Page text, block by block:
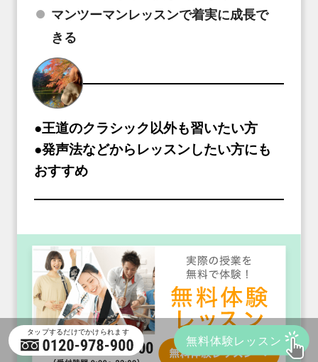
マンツーマンレッスンで着実に成長で
きる
●王道のクラシック以外も習いたい方
●発声法などからレッスンしたい方にも
おすすめ